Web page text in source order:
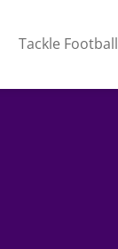
Tackle Football